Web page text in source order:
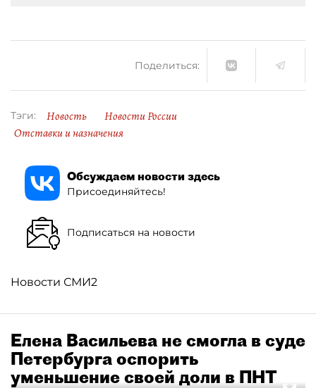
Поделиться:
Тэги: Новость
Новости России
Отставки и назначения
Обсуждаем новости здесь
Присоединяйтесь!
Подписаться на новости
Новости СМИ2
Елена Васильева не смогла в суде
Петербурга оспорить
уменьшение своей доли в ПНТ